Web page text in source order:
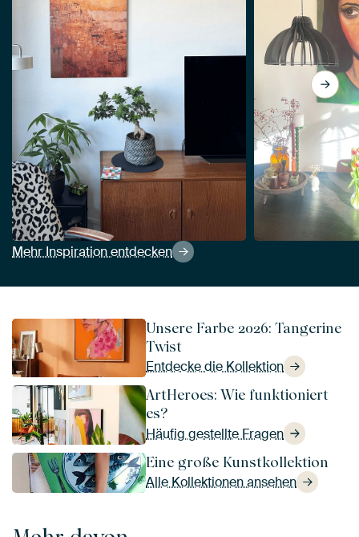
Mehr Inspiration entdecken
Unsere Farbe 2026: Tangerine
Twist
Entdecke die Kollektion
ArtHeroes: Wie funktioniert
es?
Häufig gestellte Fragen
Eine große Kunstkollektion
Alle Kollektionen ansehen